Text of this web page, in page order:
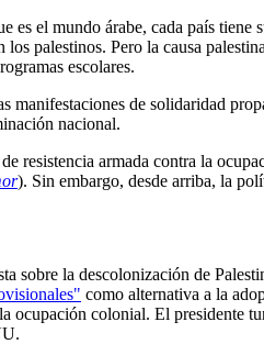
es el mundo árabe, cada país
palestinos. Pero la causa
escolares.
manifestaciones de solidaridad
nacional.
resistencia armada contra la
). Sin embargo, desde arriba, la
sobre la descolonización de
como alternativa a la
ocupación colonial. El presidente